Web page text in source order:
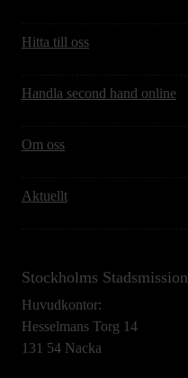
Hitta till oss
Handla second hand online
Om oss
Aktuellt
Stockholms Stadsmission
Huvudkontor:
Hesselmans Torg 14
131 54 Nacka